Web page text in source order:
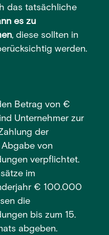
das tatsächliche
es zu
, diese sollten in
werden.
Betrag von €
Unternehmer zur
der
von
verpflichtet.
im
€ 100.000
die
bis zum 15.
abgeben.